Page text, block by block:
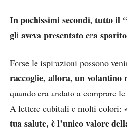
In pochissimi secondi, tutto il
gli aveva presentato era
Forse le ispirazioni possono
raccoglie, allora, un volantino
quando era andato a comprare
A lettere cubitali e molti colori:
tua salute, è l’unico valore